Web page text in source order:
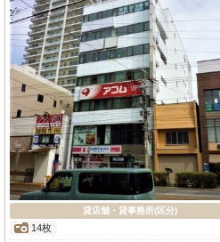
貸店舗・貸事務所(区分)
14枚